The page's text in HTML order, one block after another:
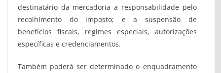
destinatário da mercadoria a responsabilidade pelo
recolhimento do imposto; e a suspensão de
benefícios fiscais, regimes especiais, autorizações
específicas e credenciamentos.
Também poderá ser determinado o enquadramento